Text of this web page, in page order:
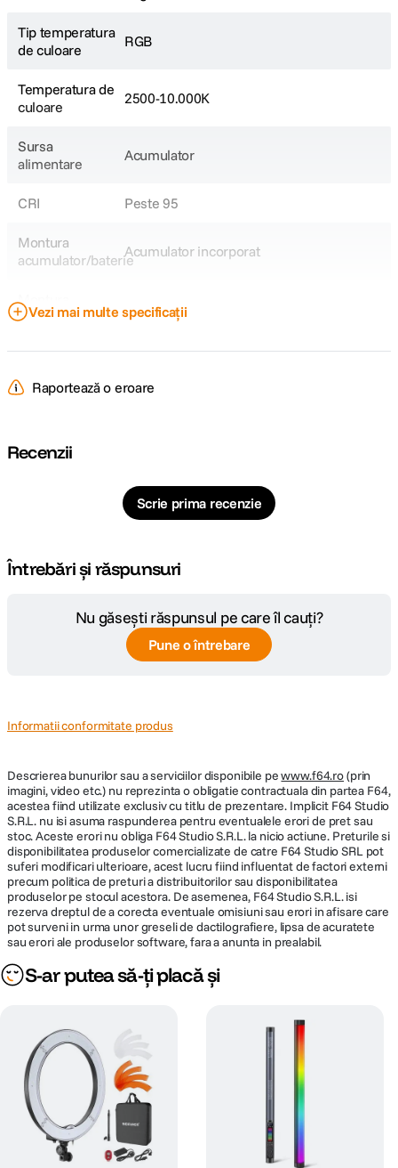
Tip temperatura
de culoare
RGB
Temperatura de
culoare
2500-10.000K
Sursa
alimentare
Acumulator
CRI Peste 95
Montura
acumulator/baterieAcumulator incorporat
Montura
accesorii
N/A
Vezi mai multe specificații
Raportează o eroare
Recenzii
Scrie prima recenzie
Întrebări și răspunsuri
Nu găsești răspunsul pe care îl cauți?
Pune o întrebare
Informatii conformitate produs
Descrierea bunurilor sau a serviciilor disponibile pewww.f64.ro(prin
imagini, video etc.) nu reprezinta o obligatie contractuala din partea F64,
acestea fiind utilizate exclusiv cu titlu de prezentare. Implicit F64 Studio
S.R.L. nu isi asuma raspunderea pentru eventualele erori de pret sau
stoc. Aceste erori nu obliga F64 Studio S.R.L. la nicio actiune. Preturile si
disponibilitatea produselor comercializate de catre F64 Studio SRL pot
suferi modificari ulterioare, acest lucru fiind influentat de factori externi
precum politica de preturi a distribuitorilor sau disponibilitatea
produselor pe stocul acestora. De asemenea, F64 Studio S.R.L. isi
rezerva dreptul de a corecta eventuale omisiuni sau erori in afisare care
pot surveni in urma unor greseli de dactilografiere, lipsa de acuratete
sau erori ale produselor software, fara a anunta in prealabil.
S-ar putea să-ți placă și